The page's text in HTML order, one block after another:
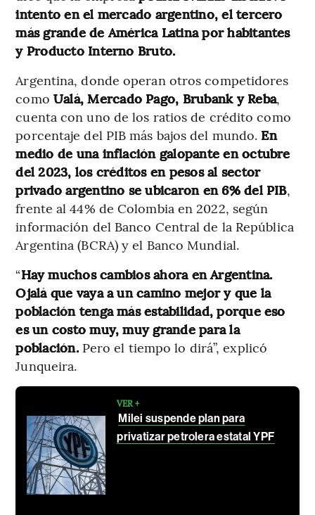
intento en el mercado argentino, el tercero
más grande de América Latina por habitantes
y Producto Interno Bruto.
Argentina, donde operan otros competidores
como Ualá, Mercado Pago, Brubank y Reba,
cuenta con uno de los ratios de crédito como
porcentaje del PIB más bajos del mundo. En
medio de una inflación galopante en octubre
del 2023, los créditos en pesos al sector
privado argentino se ubicaron en 6% del PIB,
frente al 44% de Colombia en 2022, según
información del Banco Central de la República
Argentina (BCRA) y el Banco Mundial.
“Hay muchos cambios ahora en Argentina.
Ojalá que vaya a un camino mejor y que la
población tenga más estabilidad, porque eso
es un costo muy, muy grande para la
población.Pero el tiempo lo dirá”, explicó
Junqueira.
VER +
Milei suspende plan para
privatizar petrolera estatal YPF